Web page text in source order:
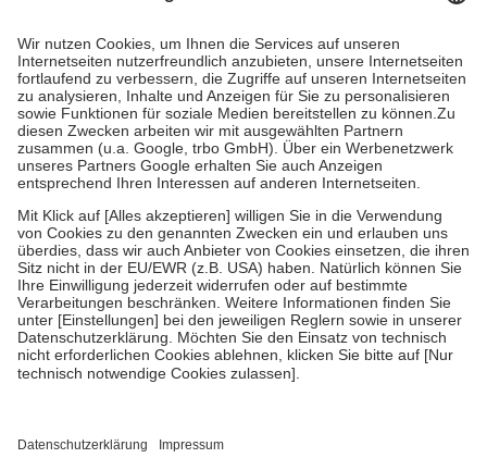
höchstens zehn Euro.
Es sind jedoch nie mehr als die tatsächlichen
Kosten der Leistung zu entrichten.
Diese Regeln gelten grundsätzlich auch für Online-Apotheken.
Bei Heilmitteln und häuslicher Krankenpflege beträgt die
Zuzahlung zehn Prozent der Kosten sowie zehn Euro je
Verordnung.
Um das Engagement der Versicherten für ihre eigene Gesundheit zu
stärken und die besondere Stellung der Familie zu unterstützen,
fallenkeine Zuzahlungenan bei:
• Kindern und Jugendlichen bis zum vollendeten 18. Lebensjahr
mit Ausnahme der Fahrkosten
• Untersuchungen zur Vorsorge und Früherkennung, die von der
GKV getragen werden
• empfohlenen Schutzimpfungen
• Harn- und Blutteststreifen
getroffen, um sicherzustellen, dass es sich um echte Bewertungen